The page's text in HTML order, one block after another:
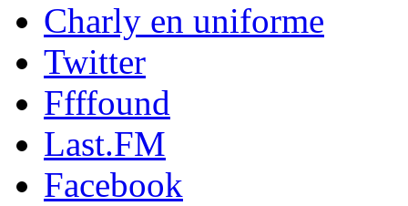
Charly en uniforme
Twitter
Ffffound
Last.FM
Facebook